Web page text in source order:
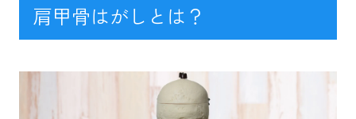
肩甲骨はがしとは？